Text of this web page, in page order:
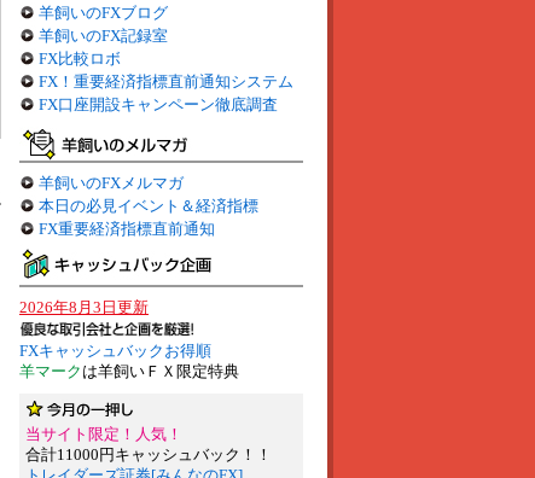
羊飼いのFXブログ
羊飼いのFX記録室
FX比較ロボ
FX！重要経済指標直前通知システム
FX口座開設キャンペーン徹底調査
羊飼いのFXメルマガ
本日の必見イベント＆経済指標
FX重要経済指標直前通知
2026年8月3日更新
FXキャッシュバックお得順
羊マーク は羊飼いＦＸ限定特典
当サイト限定！人気！
合計11000円キャッシュバック！！